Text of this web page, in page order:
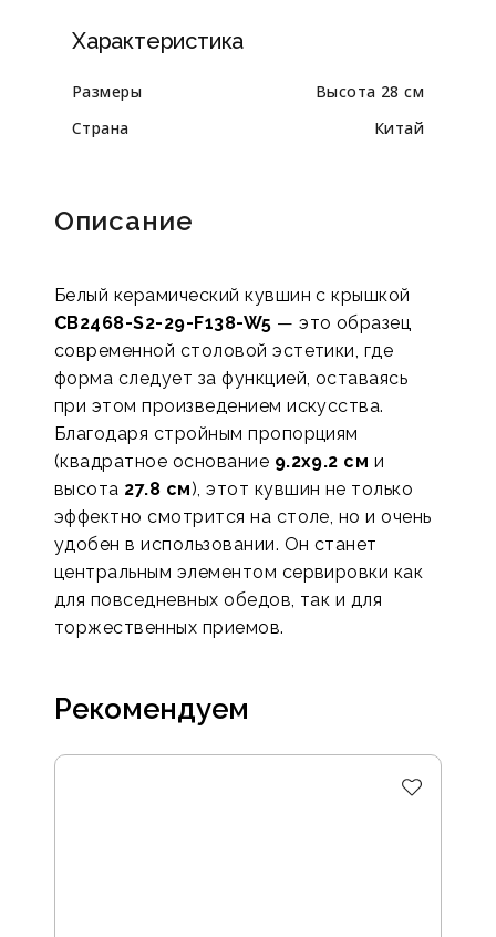
Характеристика
Размеры
Высота 28 см
Страна
Китай
Описание
Белый керамический кувшин с крышкой
CB2468-S2-29-F138-W5 — это образец
современной столовой эстетики, где
форма следует за функцией, оставаясь
при этом произведением искусства.
Благодаря стройным пропорциям
(квадратное основание 9.2x9.2 см и
высота 27.8 см), этот кувшин не только
эффектно смотрится на столе, но и очень
удобен в использовании. Он станет
центральным элементом сервировки как
для повседневных обедов, так и для
торжественных приемов.
Рекомендуем